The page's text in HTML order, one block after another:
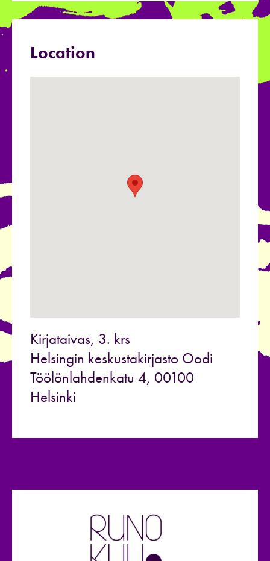
Location
Kirjataivas, 3. krs
Helsingin keskustakirjasto Oodi
Töölönlahdenkatu 4, 00100
Helsinki